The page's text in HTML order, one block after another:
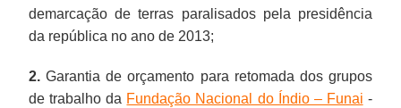
demarcação de terras paralisados pela presidência
da república no ano de 2013;
2. Garantia de orçamento para retomada dos grupos
de trabalho da Fundação Nacional do Índio – Funai -